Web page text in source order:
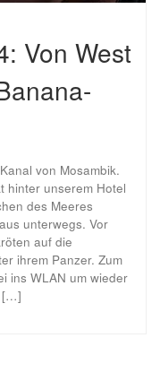
Von West
von Mosambik.
hinter unserem Hotel
des Meeres
unterwegs. Vor
auf die
ihrem Panzer. Zum
ins WLAN um wieder
[…]